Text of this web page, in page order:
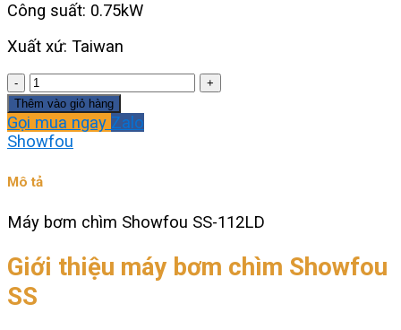
Công suất: 0.75kW
Xuất xứ: Taiwan
Máy
bơm
chìm
Showfou
112LD
lượng
Thêm vào giỏ hàng
Gọi mua ngay Zalo
Showfou
Mô tả
Máy bơm chìm Showfou SS-112LD
Giới thiệu máy bơm chìm Showfou
SS